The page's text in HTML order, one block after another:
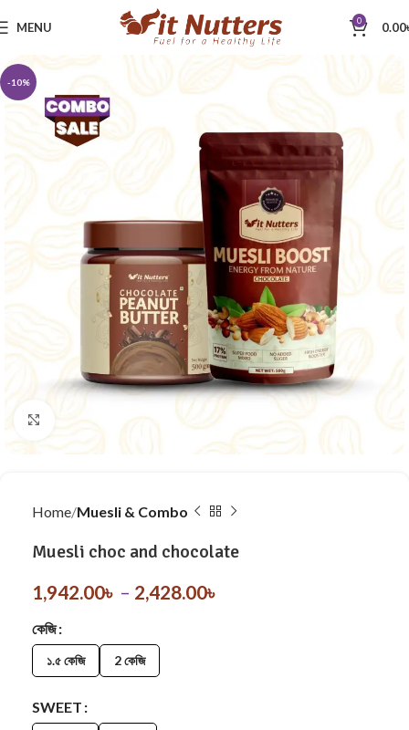
MENU 0 0.00
-10%
Click to enlarge
Home Muesli & Combo
Muesli choc and chocolate
1,942.00৳ – 2,428.00৳
কেজি
১.৫ কেজি 2 কেজি
SWEET